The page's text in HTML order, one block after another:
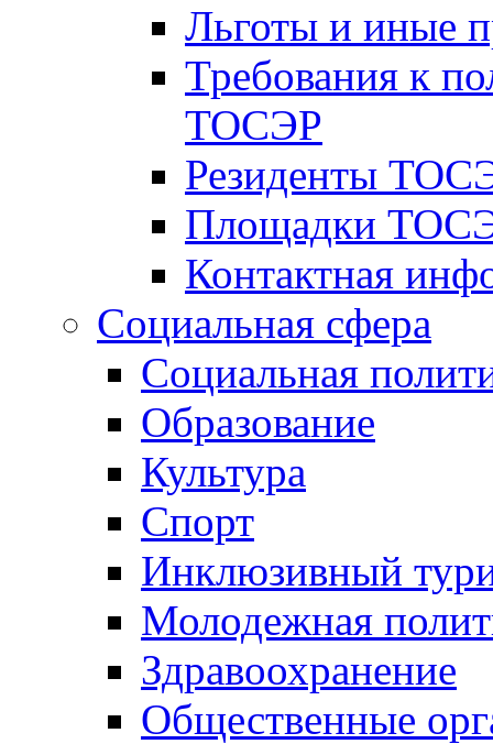
Льготы и иные
Требования к
ТОСЭР
Резиденты
Площадки
Контактная
Социальная сфера
Социальная
Образование
Культура
Спорт
Инклюзивный
Молодежная
Здравоохранение
Общественные